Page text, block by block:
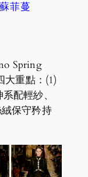
菲蔓
Spring
大重點：(1)
配輕紗、
保守矜持